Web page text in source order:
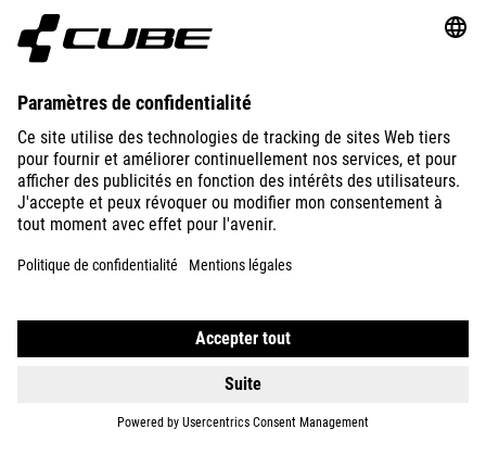
ABOUT US
EXPLORE
FRANÇAIS